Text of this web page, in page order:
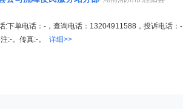
:下单电话：-，查询电话：13204911588，投诉电话
:-。传真:-。 详细>>